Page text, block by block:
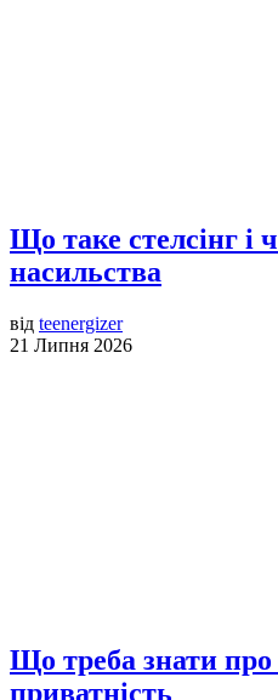
Що таке стелсінг і
насильства
від teenergizer
21 Липня 2026
Що треба знати
приватність